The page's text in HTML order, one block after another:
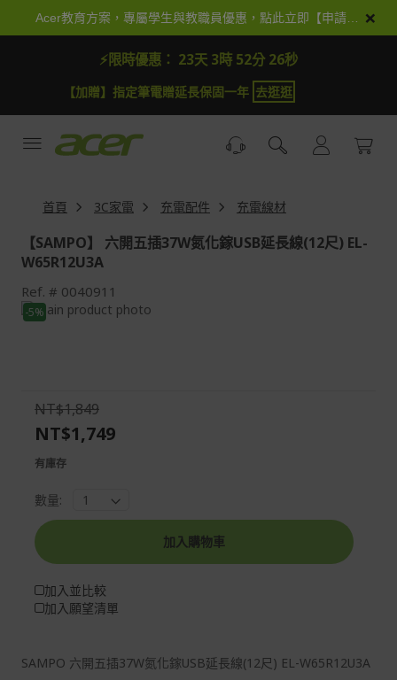
×
⚡限時優惠： 23天 3時 52分 25秒
【加贈】指定筆電贈延長保固一年 去逛逛
首頁 3C家電 充電配件 充電線材
【SAMPO】 六開五插37W氮化鎵USB延長線(12尺) EL-
W65R12U3A
Ref. 0040911
Skip
to
images
gallery
-5%
Skip
the
images
SAMPO 六開五插37W氮化鎵USB延長線(12尺) EL-W65R12U3A
NT$1,849
NT$1,749
有庫存
數量:
加入購物車
加入並比較
加入願望清單